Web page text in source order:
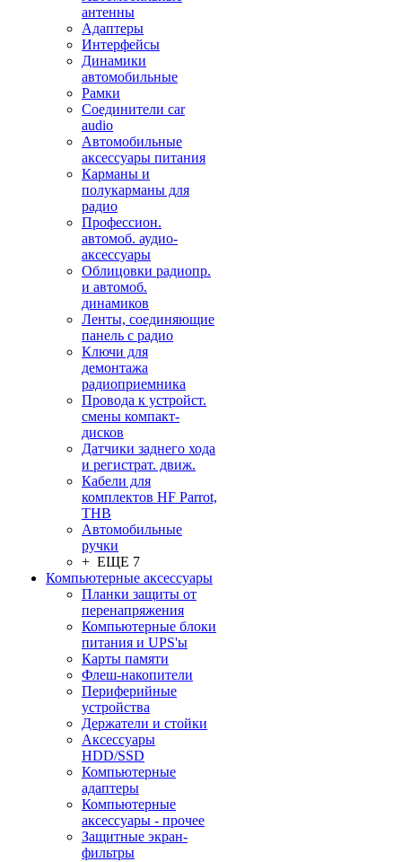
антенны
Адаптеры
Интерфейсы
Динамики
автомобильные
Рамки
Соединители car
audio
Автомобильные
аксессуары питания
Карманы и
полукарманы для
радио
Профессион.
автомоб. аудио-
аксессуары
Облицовки радиопр.
и автомоб.
динамиков
Ленты, соединяющие
панель с радио
Ключи для
демонтажа
радиоприемника
Провода к устройст.
смены компакт-
дисков
Датчики заднего хода
и регистрат. движ.
Кабели для
комплектов HF Parrot,
THB
Автомобильные
ручки
+ ЕЩЕ 7
Компьютерные аксессуары
Планки защиты от
перенапряжения
Компьютерные блоки
питания и UPS'ы
Карты памяти
Флеш-накопители
Периферийные
устройства
Держатели и стойки
Аксессуары
HDD/SSD
Компьютерные
адаптеры
Компьютерные
аксессуары - прочее
Защитные экран-
фильтры